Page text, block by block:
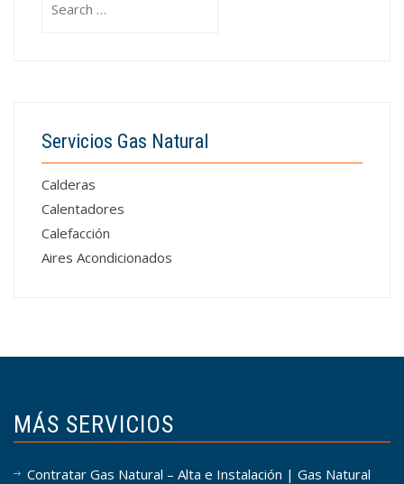
for:
Servicios Gas Natural
Calderas
Calentadores
Calefacción
Aires Acondicionados
MÁS SERVICIOS
Contratar Gas Natural – Alta e Instalación | Gas Natural